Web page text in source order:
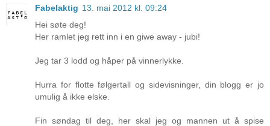
Fabelaktig 13. mai 2012 kl. 09:24
Hei søte deg!
Her ramlet jeg rett inn i en giwe away - jubi!
Jeg tar 3 lodd og håper på vinnerlykke.
Hurra for flotte følgertall og sidevisninger, din blogg er jo
umulig å ikke elske.
Fin søndag til deg, her skal jeg og mannen ut å spise